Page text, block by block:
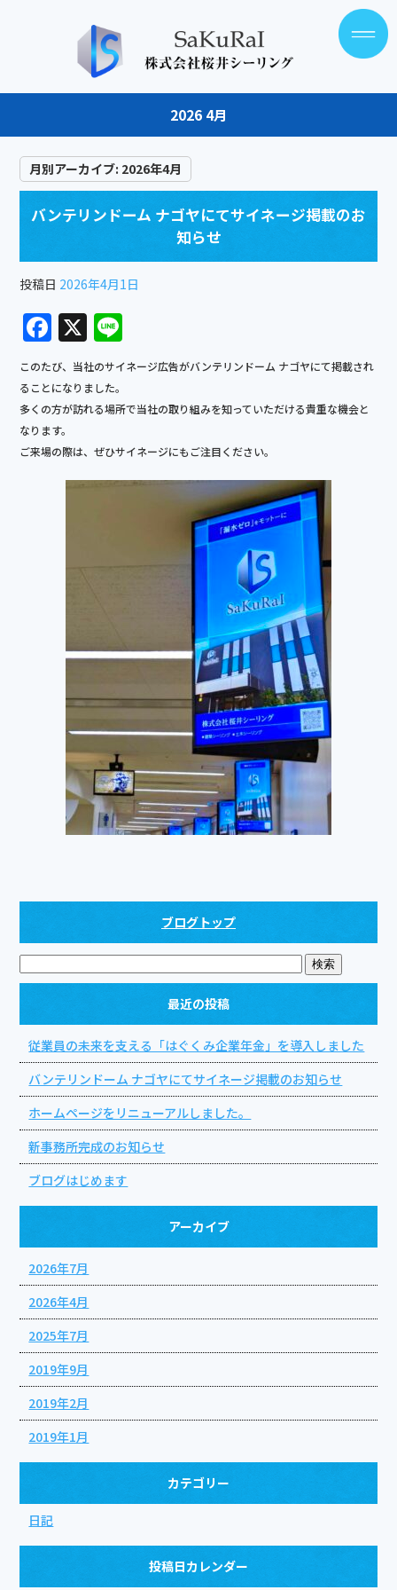
2026 4月
月別アーカイブ: 2026年4月
バンテリンドーム ナゴヤにてサイネージ掲載のお
知らせ
投稿日 2026年4月1日
F
a
c
e
b
o
X
n
e
このたび、当社のサイネージ広告がバンテリンドーム ナゴヤにて掲載され
ることになりました。
多くの方が訪れる場所で当社の取り組みを知っていただける貴重な機会と
なります。
ご来場の際は、ぜひサイネージにもご注目ください。
ブログトップ
最近の投稿
従業員の未来を支える「はぐくみ企業年金」を導入しました
バンテリンドーム ナゴヤにてサイネージ掲載のお知らせ
ホームページをリニューアルしました。
新事務所完成のお知らせ
ブログはじめます
アーカイブ
2026年7月
2026年4月
2025年7月
2019年9月
2019年2月
2019年1月
カテゴリー
日記
投稿日カレンダー